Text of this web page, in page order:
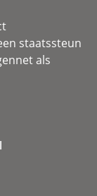
staatssteun
als